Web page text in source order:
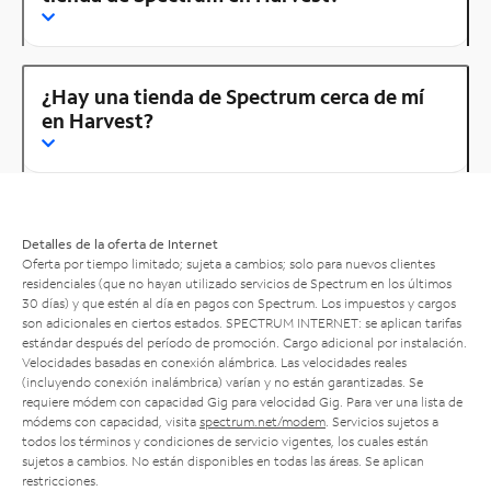
¿Hay una tienda de Spectrum cerca de mí
en Harvest?
Detalles de la oferta de Internet
Oferta por tiempo limitado; sujeta a cambios; solo para nuevos clientes
residenciales (que no hayan utilizado servicios de Spectrum en los últimos
30 días) y que estén al día en pagos con Spectrum. Los impuestos y cargos
son adicionales en ciertos estados. SPECTRUM INTERNET: se aplican tarifas
estándar después del período de promoción. Cargo adicional por instalación.
Velocidades basadas en conexión alámbrica. Las velocidades reales
(incluyendo conexión inalámbrica) varían y no están garantizadas. Se
requiere módem con capacidad Gig para velocidad Gig. Para ver una lista de
módems con capacidad, visita spectrum.net/modem . Servicios sujetos a
todos los términos y condiciones de servicio vigentes, los cuales están
sujetos a cambios. No están disponibles en todas las áreas. Se aplican
restricciones.